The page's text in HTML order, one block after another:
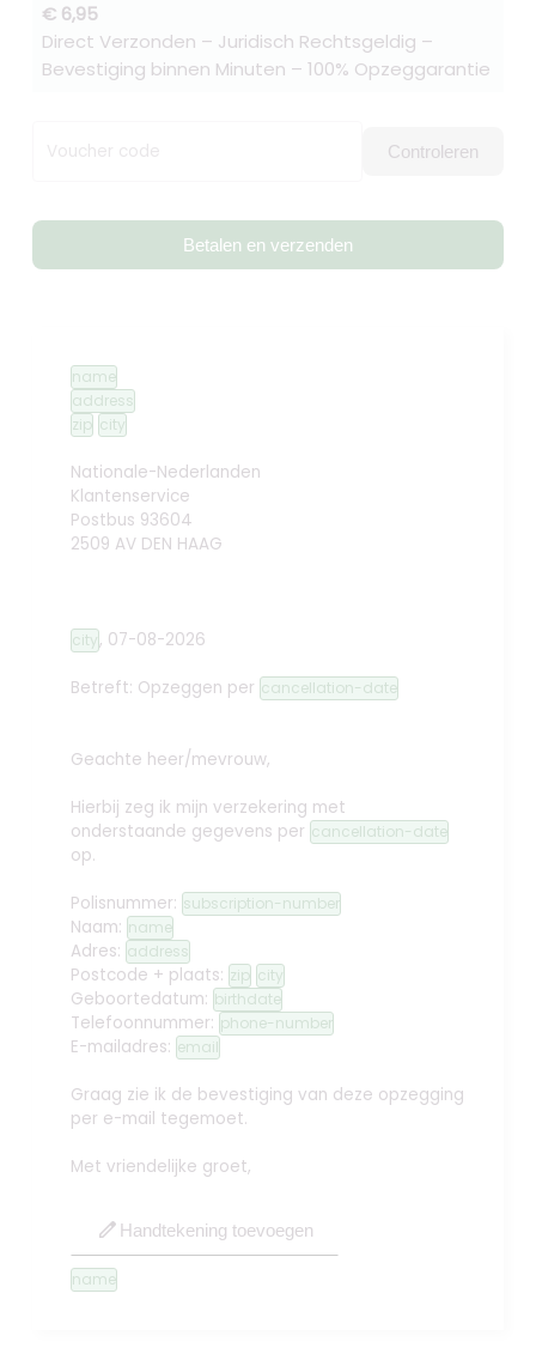
€ 6,95
Direct Verzonden – Juridisch Rechtsgeldig –
Bevestiging binnen Minuten – 100% Opzeggarantie
Voucher code Controleren
Betalen en verzenden
name
address
zip city
Nationale-Nederlanden
Klantenservice
Postbus 93604
2509 AV DEN HAAG
city, 07-08-2026
Betreft: Opzeggen per cancellation-date
Geachte heer/mevrouw,
Hierbij zeg ik mijn verzekering met
onderstaande gegevens per cancellation-date
op.
Polisnummer: subscription-number
Naam: name
Adres: address
Postcode + plaats: zip city
Geboortedatum: birthdate
Telefoonnummer: phone-number
E-mailadres: email
Graag zie ik de bevestiging van deze opzegging
per e-mail tegemoet.
Met vriendelijke groet,
edit Handtekening toevoegen
name